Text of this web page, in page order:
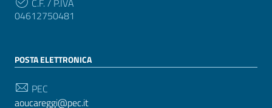
C.F. / P.IVA
04612750481
POSTA ELETTRONICA
PEC
aoucareggi@pec.it